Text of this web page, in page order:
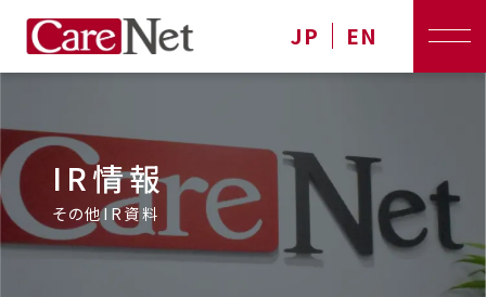
JP EN
IR情報
その他IR資料